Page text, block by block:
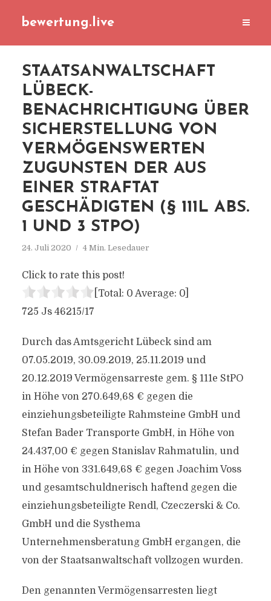
bewertung.live
STAATSANWALTSCHAFT
LÜBECK-
BENACHRICHTIGUNG ÜBER
SICHERSTELLUNG VON
VERMÖGENSWERTEN
ZUGUNSTEN DER AUS
EINER STRAFTAT
GESCHÄDIGTEN (§ 111L ABS.
1 UND 3 STPO)
24. Juli 2020 4 Min. Lesedauer
Click to rate this post!
[Total: 0 Average: 0]
725 Js 46215/17
Durch das Amtsgericht Lübeck sind am
07.05.2019, 30.09.2019, 25.11.2019 und
20.12.2019 Vermögensarreste gem. § 111e StPO
in Höhe von 270.649,68 € gegen die
einziehungsbeteiligte Rahmsteine GmbH und
Stefan Bader Transporte GmbH, in Höhe von
24.437,00 € gegen Stanislav Rahmatulin, und
in Höhe von 331.649,68 € gegen Joachim Voss
und gesamtschuldnerisch haftend gegen die
einziehungsbeteiligte Rendl, Czeczerski & Co.
GmbH und die Systhema
Unternehmensberatung GmbH ergangen, die
von der Staatsanwaltschaft vollzogen wurden.
Den genannten Vermögensarresten liegt